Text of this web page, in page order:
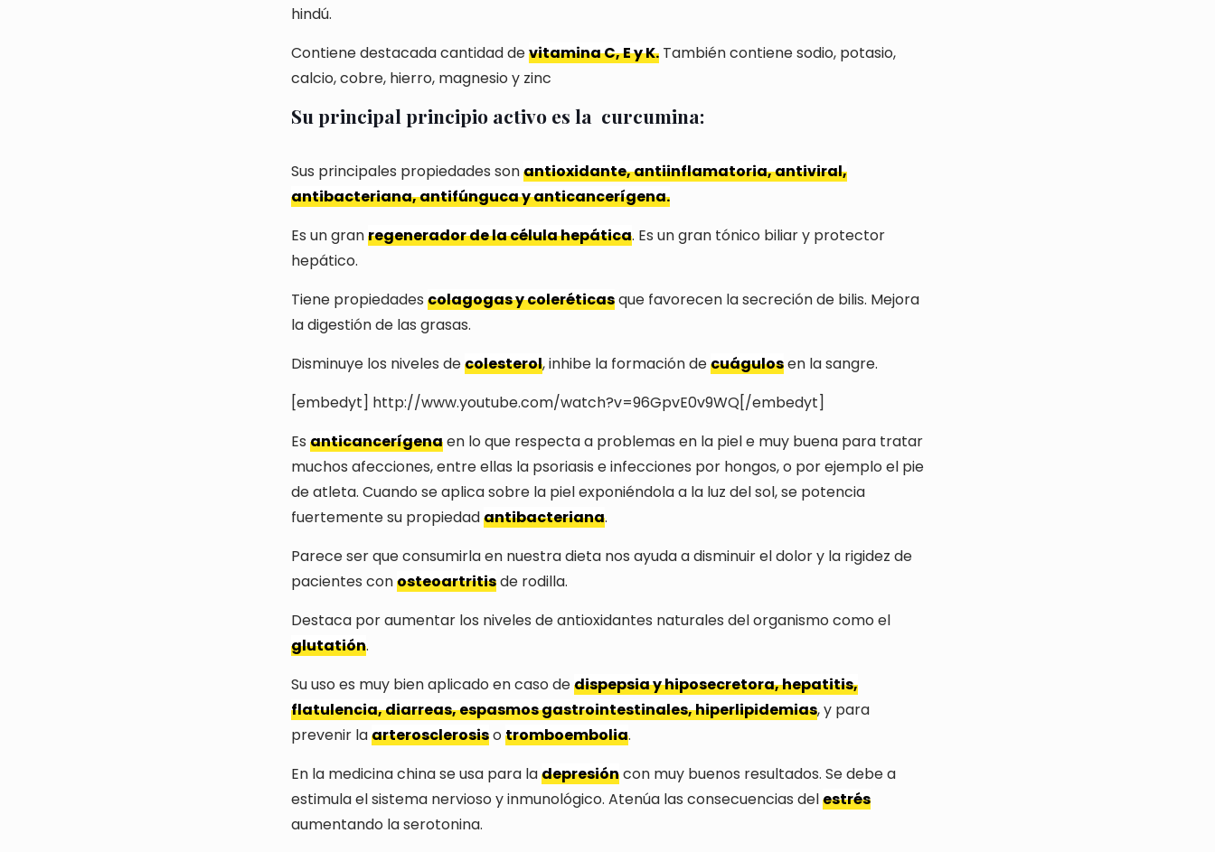
hindú.
Contiene destacada cantidad devitamina C, E y K. También contiene sodio, potasio,
calcio, cobre, hierro, magnesio y zinc
Su principal principio activo es la curcumina:
Sus principales propiedades sonantioxidante, antiinflamatoria, antiviral,
antibacteriana, antifúnguca y anticancerígena.
Es un granregenerador de la célula hepática. Es un gran tónico biliar y protector
hepático.
Tiene propiedades colagogas y coleréticasque favorecen la secreción de bilis. Mejora
la digestión de las grasas.
Disminuye los niveles decolesterol, inhibe la formación decuágulosen la sangre.
[embedyt] http://www.youtube.com/watch?v=96GpvE0v9WQ[/embedyt]
Es anticancerígenaen lo que respecta a problemas en la piel e muy buena para tratar
muchos afecciones, entre ellas la psoriasis e infecciones por hongos, o por ejemplo el pie
de atleta. Cuando se aplica sobre la piel exponiéndola a la luz del sol, se potencia
fuertemente su propiedadantibacteriana.
Parece ser que consumirla en nuestra dieta nos ayuda a disminuir el dolor y la rigidez de
pacientes conosteoartritisde rodilla.
Destaca por aumentar los niveles de antioxidantes naturales del organismo como el
glutatión.
Su uso es muy bien aplicado en caso dedispepsia y hiposecretora, hepatitis,
flatulencia, diarreas, espasmos gastrointestinales, hiperlipidemias, y para
prevenir laarterosclerosiso tromboembolia.
En la medicina china se usa para ladepresióncon muy buenos resultados. Se debe a
estimula el sistema nervioso y inmunológico. Atenúa las consecuencias delestrés
aumentando la serotonina.